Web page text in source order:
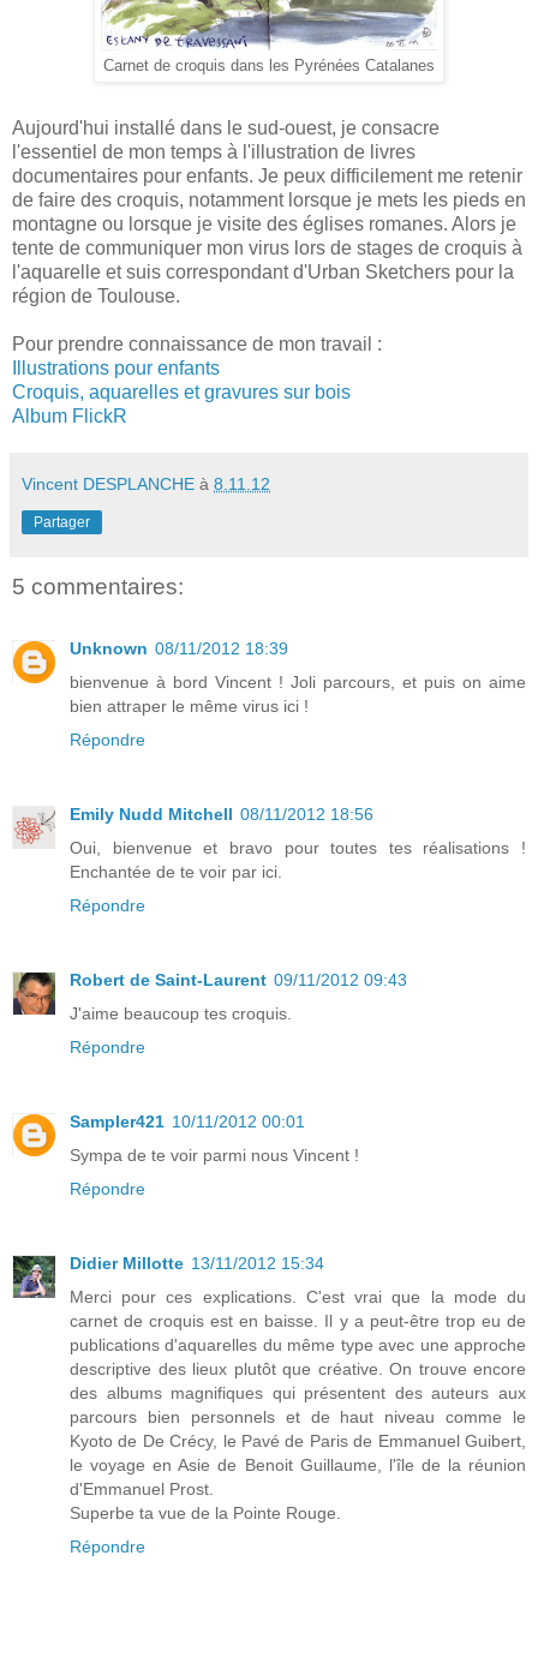
Carnet de croquis dans les Pyrénées Catalanes
Aujourd'hui installé dans le sud-ouest, je consacre
l'essentiel de mon temps à l'illustration de livres
documentaires pour enfants. Je peux difficilement me retenir
de faire des croquis, notamment lorsque je mets les pieds en
montagne ou lorsque je visite des églises romanes. Alors je
tente de communiquer mon virus lors de stages de croquis à
l'aquarelle et suis correspondant d'Urban Sketchers pour la
région de Toulouse.
Pour prendre connaissance de mon travail :
Illustrations pour enfants
Croquis, aquarelles et gravures sur bois
Album FlickR
Vincent DESPLANCHE à 8.11.12
Partager
5 commentaires:
Unknown 08/11/2012 18:39
bienvenue à bord Vincent ! Joli parcours, et puis on aime
bien attraper le même virus ici !
Répondre
Emily Nudd Mitchell 08/11/2012 18:56
Oui, bienvenue et bravo pour toutes tes réalisations !
Enchantée de te voir par ici.
Répondre
Robert de Saint-Laurent 09/11/2012 09:43
J'aime beaucoup tes croquis.
Répondre
Sampler421 10/11/2012 00:01
Sympa de te voir parmi nous Vincent !
Répondre
Didier Millotte 13/11/2012 15:34
Merci pour ces explications. C'est vrai que la mode du
carnet de croquis est en baisse. Il y a peut-être trop eu de
publications d'aquarelles du même type avec une approche
descriptive des lieux plutôt que créative. On trouve encore
des albums magnifiques qui présentent des auteurs aux
parcours bien personnels et de haut niveau comme le
Kyoto de De Crécy, le Pavé de Paris de Emmanuel Guibert,
le voyage en Asie de Benoit Guillaume, l'île de la réunion
d'Emmanuel Prost.
Superbe ta vue de la Pointe Rouge.
Répondre